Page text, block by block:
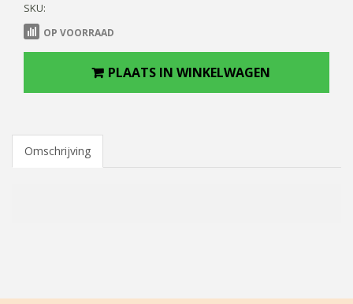
SKU:
OP VOORRAAD
PLAATS IN WINKELWAGEN
Omschrijving